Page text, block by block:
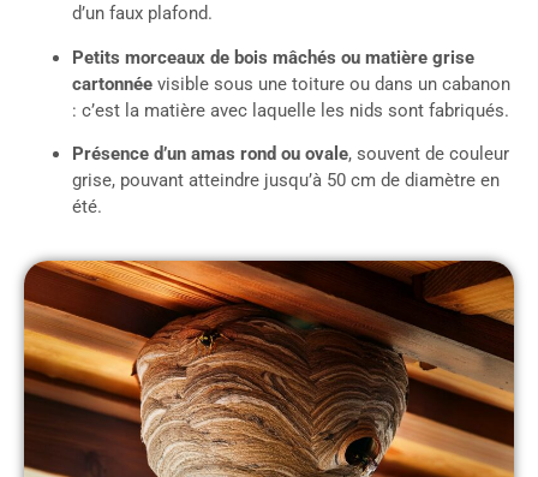
d’un faux plafond.
Petits morceaux de bois mâchés ou matière grise
cartonnée visible sous une toiture ou dans un cabanon
: c’est la matière avec laquelle les nids sont fabriqués.
Présence d’un amas rond ou ovale, souvent de couleur
grise, pouvant atteindre jusqu’à 50 cm de diamètre en
été.